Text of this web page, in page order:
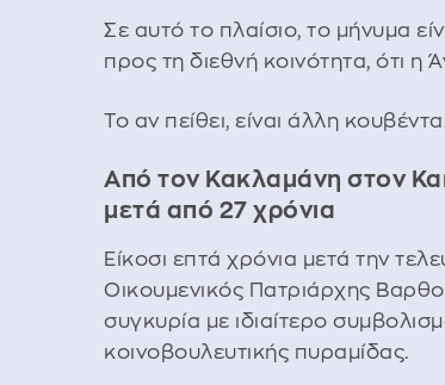
Σε αυτό το πλαίσιο, το μήνυμα
προς τη διεθνή κοινότητα, ότι η
Το αν πείθει, είναι άλλη
Από τον Κακλαμάνη στον
μετά από 27 χρόνια
Είκοσι επτά χρόνια μετά την
Οικουμενικός Πατριάρχης
συγκυρία με ιδιαίτερο
κοινοβουλευτικής πυραμίδας.